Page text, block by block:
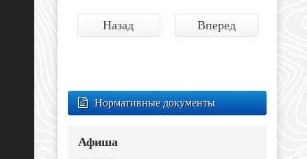
Назад Вперед
Нормативные документы
Афиша